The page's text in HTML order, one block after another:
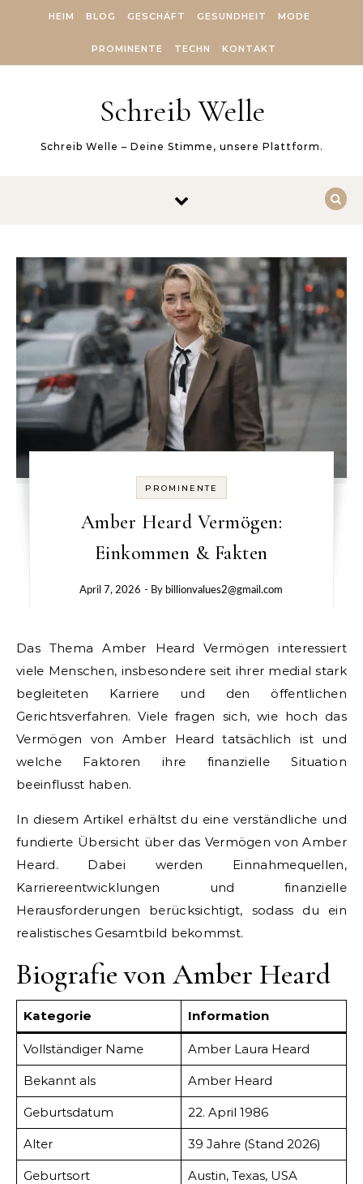
HEIM BLOG GESCHÄFT GESUNDHEIT MODE
PROMINENTE TECHN KONTAKT
Schreib Welle
Schreib Welle – Deine Stimme, unsere Plattform.
PROMINENTE
Amber Heard Vermögen:
Einkommen & Fakten
April 7, 2026 - By billionvalues2@gmail.com
Das Thema Amber Heard Vermögen interessiert
viele Menschen, insbesondere seit ihrer medial stark
begleiteten Karriere und den öffentlichen
Gerichtsverfahren. Viele fragen sich, wie hoch das
Vermögen von Amber Heard tatsächlich ist und
welche Faktoren ihre finanzielle Situation
beeinflusst haben.
In diesem Artikel erhältst du eine verständliche und
fundierte Übersicht über das Vermögen von Amber
Heard. Dabei werden Einnahmequellen,
Karriereentwicklungen und finanzielle
Herausforderungen berücksichtigt, sodass du ein
realistisches Gesamtbild bekommst.
Biografie von Amber Heard
Kategorie Information
Vollständiger Name Amber Laura Heard
Bekannt als Amber Heard
Geburtsdatum 22. April 1986
Alter 39 Jahre (Stand 2026)
Geburtsort Austin, Texas, USA